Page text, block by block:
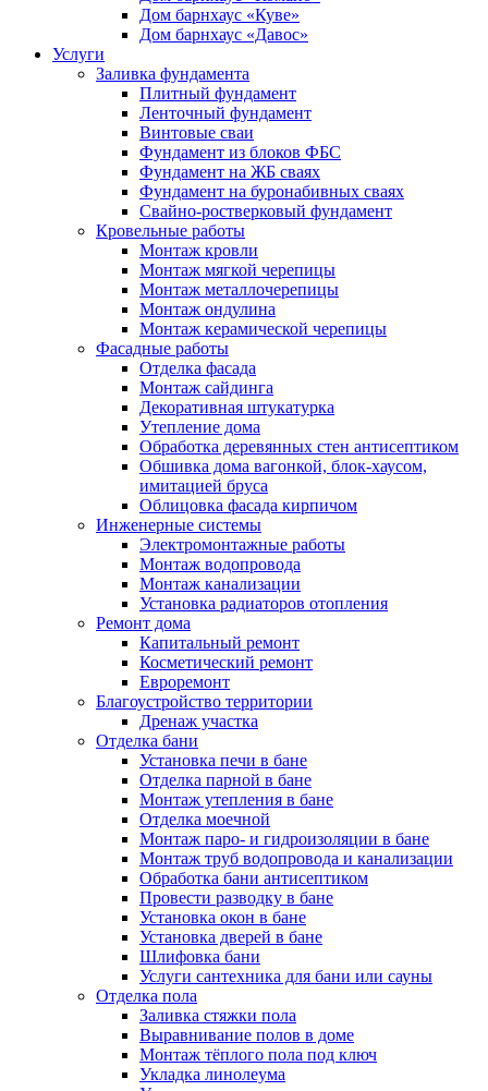
Дом барнхаус «Куве»
Дом барнхаус «Давос»
Услуги
Заливка фундамента
Плитный фундамент
Ленточный фундамент
Винтовые сваи
Фундамент из блоков ФБС
Фундамент на ЖБ сваях
Фундамент на буронабивных сваях
Свайно-ростверковый фундамент
Кровельные работы
Монтаж кровли
Монтаж мягкой черепицы
Монтаж металлочерепицы
Монтаж ондулина
Монтаж керамической черепицы
Фасадные работы
Отделка фасада
Монтаж сайдинга
Декоративная штукатурка
Утепление дома
Обработка деревянных стен антисептиком
Обшивка дома вагонкой, блок-хаусом,
имитацией бруса
Облицовка фасада кирпичом
Инженерные системы
Электромонтажные работы
Монтаж водопровода
Монтаж канализации
Установка радиаторов отопления
Ремонт дома
Капитальный ремонт
Косметический ремонт
Евроремонт
Благоустройство территории
Дренаж участка
Отделка бани
Установка печи в бане
Отделка парной в бане
Монтаж утепления в бане
Отделка моечной
Монтаж паро- и гидроизоляции в бане
Монтаж труб водопровода и канализации
Обработка бани антисептиком
Провести разводку в бане
Установка окон в бане
Установка дверей в бане
Шлифовка бани
Услуги сантехника для бани или сауны
Отделка пола
Заливка стяжки пола
Выравнивание полов в доме
Монтаж тёплого пола под ключ
Укладка линолеума